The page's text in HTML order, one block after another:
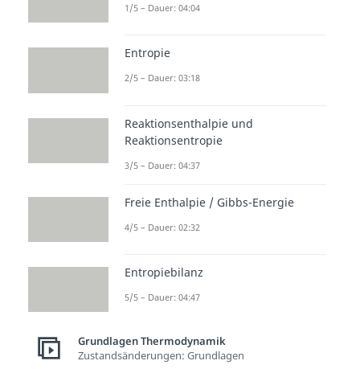
1/5 – Dauer: 04:04
Entropie
2/5 – Dauer: 03:18
Reaktionsenthalpie und
Reaktionsentropie
3/5 – Dauer: 04:37
Freie Enthalpie / Gibbs-Energie
4/5 – Dauer: 02:32
Entropiebilanz
5/5 – Dauer: 04:47
Grundlagen Thermodynamik
Zustandsänderungen: Grundlagen